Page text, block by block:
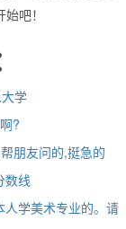
吧！
学
?
朋友问的,挺急的
数线
学美术专业的。请